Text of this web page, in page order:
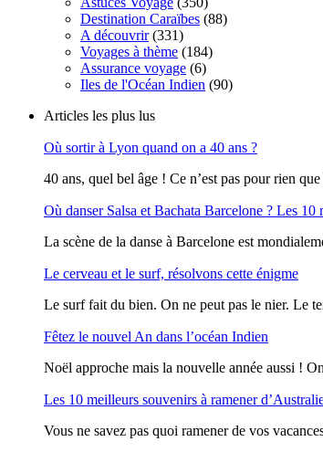
Destination Caraïbes (88)
A découvrir(331)
Voyages à thème (184)
Assurance voyage (6)
Iles de l'Océan Indien (90)
Articles les plus lus
Où sortir à Lyon quand on a 40 ans ?
40 ans, quel bel âge ! Ce n’est pas pour rien
Où danser Salsa et Bachata Barcelone ? Les 10
La scène de la danse à Barcelone est
Le cerveau et le surf, résolvons cette énigme
Le surf fait du bien. On ne peut pas le nier. Le
Fêtez le nouvel An dans l’océan Indien
Noël approche mais la nouvelle année aussi !
Les 10 meilleurs souvenirs à ramener
Vous ne savez pas quoi ramener de vos